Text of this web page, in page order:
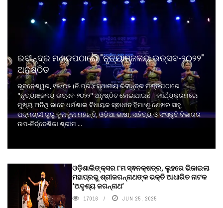
ରବୀନ୍ଦ୍ର ମଣ୍ଡପଠାରେ "ନୃତ୍ୟାଞ୍ଜଳୟ ଉତ୍ସବ-୨୦୨୨"
ଅନୁଷ୍ଠିତ
ଭୁବନେଶ୍ୱର, ୧୫/୦୫ (ନି.ପ୍ର.): ସ୍ଥାନୀୟ ରବୀନ୍ଦ୍ର ମଣ୍ଡପଠାରେ
"ନୃତ୍ୟାଞ୍ଜଳୟ ଉତ୍ସବ-୨୦୨୨" ଅନୁଷ୍ଠିତ ହୋଇଯାଇଛି । କାର୍ଯ୍ୟକ୍ରମରେ
ମୁଖ୍ୟ ଅତିଥି ଭାବେ ଧର୍ମଶାଳା ବିଧାୟକ ସ୍ଵାଧୀନ ହିମାଂଶୁ ଶେଖର ସାହୁ,
ପଦ୍ମଶ୍ରୀ ଗୁରୁ କୁମକୁମ ମହାନ୍ତି, ଓଡ଼ିଆ ଭାଷା, ସାହିତ୍ୟ ଓ ସଂସ୍କୃତି ବିଭାଗର
ଉପ-ନିର୍ଦ୍ଦେଶିକା ଶ୍ରୀମ ...
ଓଡ଼ିଶାଲିଙ୍କ୍ସର ୮ମ ସ୍ଵନକ୍ଷତ୍ର, ଲୁହରେ ଭିଜାଇଲା
ମହାପ୍ରଭୁ ଶ୍ରୀଜଗନ୍ନାଥଙ୍କ ଭକ୍ତି ଆଧାରିତ ନାଟକ
‘ଅଦୃଶ୍ୟ ଜଗନ୍ନାଥ‘
17016 JUN 25, 2025